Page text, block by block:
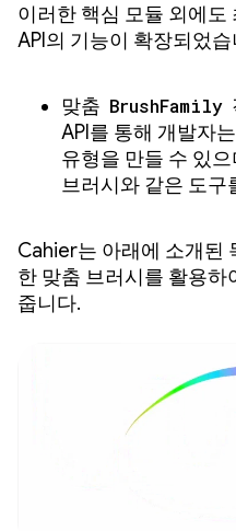
이러한 핵심 모듈 외에도
API의 기능이 확장되었습
맞춤 BrushFamily
API를 통해 개발자
유형을 만들 수 있으
브러시와 같은 도구
Cahier는 아래에 소개된
한 맞춤 브러시를 활용하
줍니다.